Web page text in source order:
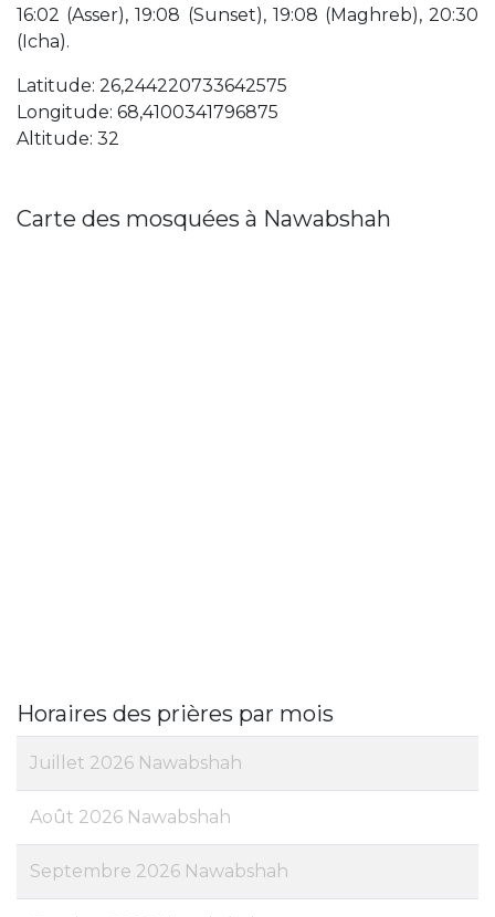
16:02 (Asser), 19:08 (Sunset), 19:08 (Maghreb), 20:30
(Icha).
Latitude: 26,244220733642575
Longitude: 68,4100341796875
Altitude: 32
Carte des mosquées à Nawabshah
Horaires des prières par mois
Juillet 2026 Nawabshah
Août 2026 Nawabshah
Septembre 2026 Nawabshah